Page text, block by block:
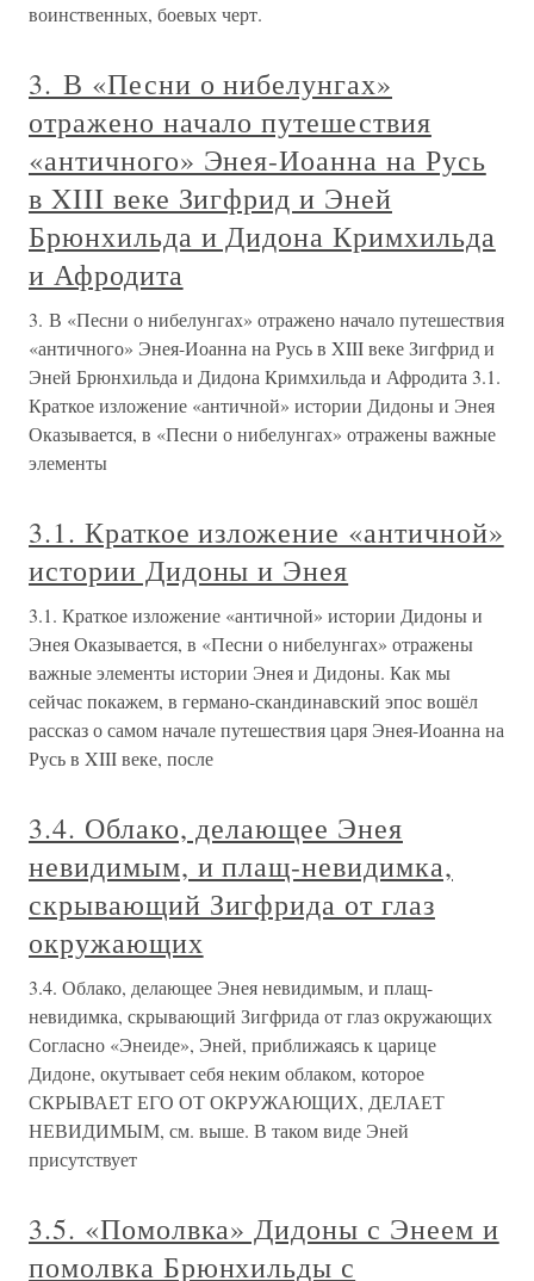
воинственных, боевых черт.
3. В «Песни о нибелунгах»
отражено начало путешествия
«античного» Энея-Иоанна на Русь
в XIII веке Зигфрид и Эней
Брюнхильда и Дидона Кримхильда
и Афродита
3. В «Песни о нибелунгах» отражено начало путешествия
«античного» Энея-Иоанна на Русь в XIII веке Зигфрид и
Эней Брюнхильда и Дидона Кримхильда и Афродита 3.1.
Краткое изложение «античной» истории Дидоны и Энея
Оказывается, в «Песни о нибелунгах» отражены важные
элементы
3.1. Краткое изложение «античной»
истории Дидоны и Энея
3.1. Краткое изложение «античной» истории Дидоны и
Энея Оказывается, в «Песни о нибелунгах» отражены
важные элементы истории Энея и Дидоны. Как мы
сейчас покажем, в германо-скандинавский эпос вошёл
рассказ о самом начале путешествия царя Энея-Иоанна на
Русь в XIII веке, после
3.4. Облако, делающее Энея
невидимым, и плащ-невидимка,
скрывающий Зигфрида от глаз
окружающих
3.4. Облако, делающее Энея невидимым, и плащ-
невидимка, скрывающий Зигфрида от глаз окружающих
Согласно «Энеиде», Эней, приближаясь к царице
Дидоне, окутывает себя неким облаком, которое
СКРЫВАЕТ ЕГО ОТ ОКРУЖАЮЩИХ, ДЕЛАЕТ
НЕВИДИМЫМ, см. выше. В таком виде Эней
присутствует
3.5. «Помолвка» Дидоны с Энеем и
помолвка Брюнхильды с